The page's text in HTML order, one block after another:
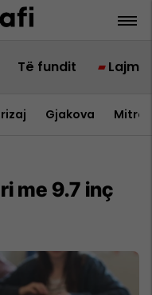
Të fundit Lajme
Gjakova
me 9.7 inç